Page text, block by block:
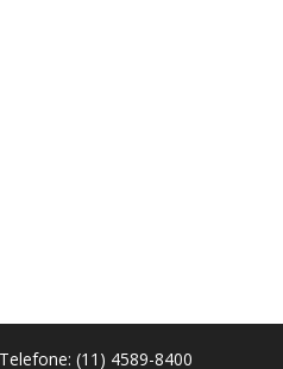
(11) 4589-8400